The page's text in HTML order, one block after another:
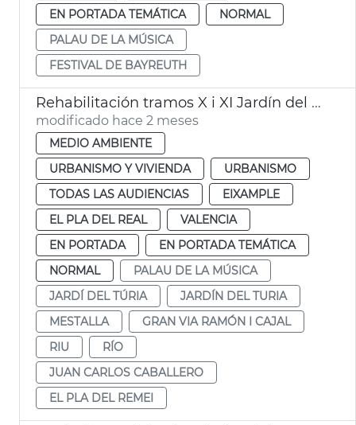
EN PORTADA TEMÁTICA
NORMAL
PALAU DE LA MÚSICA
FESTIVAL DE BAYREUTH
Rehabilitación tramos X i XI Jardín del Turia València
modificado hace 2 meses
MEDIO AMBIENTE
URBANISMO Y VIVIENDA
URBANISMO
TODAS LAS AUDIENCIAS
EIXAMPLE
EL PLA DEL REAL
VALENCIA
EN PORTADA
EN PORTADA TEMÁTICA
NORMAL
PALAU DE LA MÚSICA
JARDÍ DEL TÚRIA
JARDÍN DEL TURIA
MESTALLA
GRAN VIA RAMÓN I CAJAL
RIU
RÍO
JUAN CARLOS CABALLERO
EL PLA DEL REMEI